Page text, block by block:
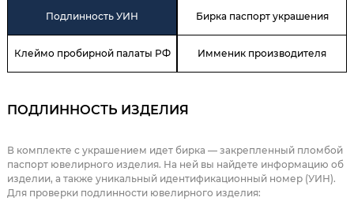
Подлинность УИН Бирка паспорт украшения
Клеймо пробирной палаты РФ Имменик производителя
ПОДЛИННОСТЬ ИЗДЕЛИЯ
В комплекте с украшением идет бирка — закрепленный пломбой
паспорт ювелирного изделия. На ней вы найдете информацию об
изделии, а также уникальный идентификационный номер (УИН).
Для проверки подлинности ювелирного изделия: